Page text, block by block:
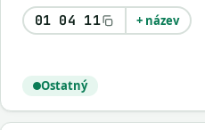
01 04 11 + název
Ostatný